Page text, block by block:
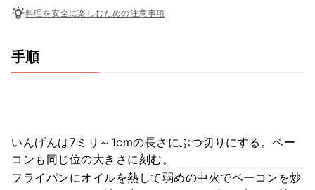
料理を安全に楽しむための注意事項
手順
いんげんは7ミリ～1cmの長さにぶつ切りにする。ベー
コンも同じ位の大きさに刻む。
フライパンにオイルを熱して弱めの中火でベーコンを炒